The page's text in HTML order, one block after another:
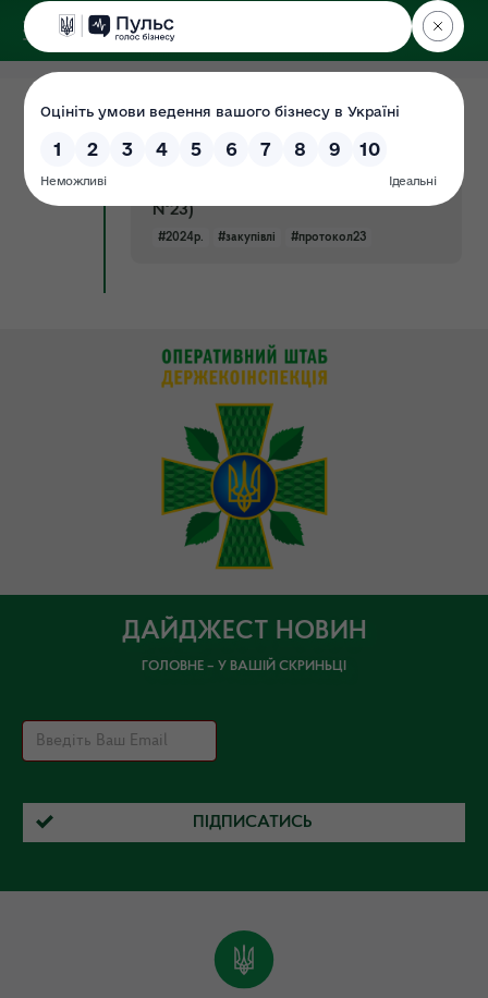
ДЕРЖЕКОІНСПЕКЦІЯ
Поліського округу
30.05.2024
Документ
(затверджено в.о. уповноваженої
особи 29 травня 2024р. протокол
№23)
#2024р. #закупівлі #протокол23
ДАЙДЖЕСТ НОВИН
ГОЛОВНЕ – У ВАШІЙ СКРИНЬЦІ
ПІДПИСАТИСЬ